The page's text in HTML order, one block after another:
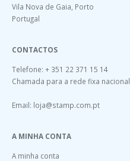
Vila Nova de Gaia, Porto
Portugal
CONTACTOS
Telefone: + 351 22 371 15 14
Chamada para a rede fixa nacional
Email: loja@stamp.com.pt
A MINHA CONTA
A minha conta